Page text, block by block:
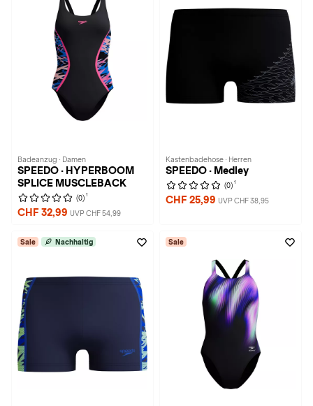
Badeanzug · Damen
SPEEDO · HYPERBOOM
SPLICE MUSCLEBACK
(0) 1
CHF 32,99 UVP CHF 54,99
Kastenbadehose · Herren
SPEEDO · Medley
(0) 1
CHF 25,99 UVP CHF 38,95
Sale Nachhaltig Sale